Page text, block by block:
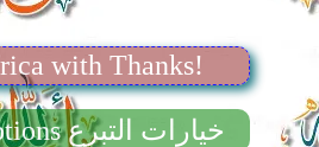
with Thanks!
Donate Options خيارات التبرع